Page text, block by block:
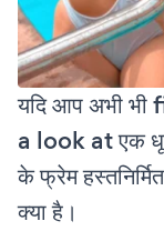
यदि आप अभी
a look at एक
के फ्रेम
क्या है।